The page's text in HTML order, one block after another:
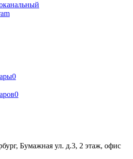
0
0
Бумажная ул. д.3, 2 этаж, офис